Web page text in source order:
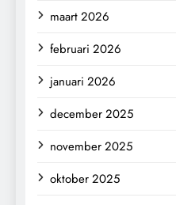
maart 2026
februari 2026
januari 2026
december 2025
november 2025
oktober 2025